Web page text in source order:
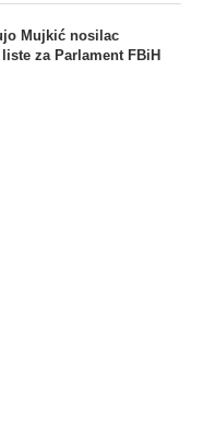
Mujkić nosilac
za Parlament FBiH